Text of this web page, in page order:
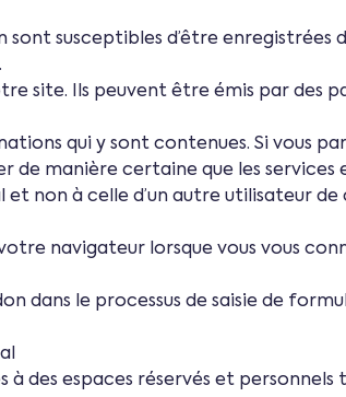
susceptibles d’être enregistrées
site. Ils peuvent être émis par des
qui y sont contenues. Si vous
de manière certaine que les
non à celle d’un autre utilisateur de
navigateur lorsque vous vous
dans le processus de saisie de
des espaces réservés et personnels